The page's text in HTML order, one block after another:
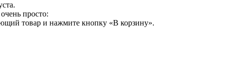
просто:
товар и нажмите кнопку «В корзину».